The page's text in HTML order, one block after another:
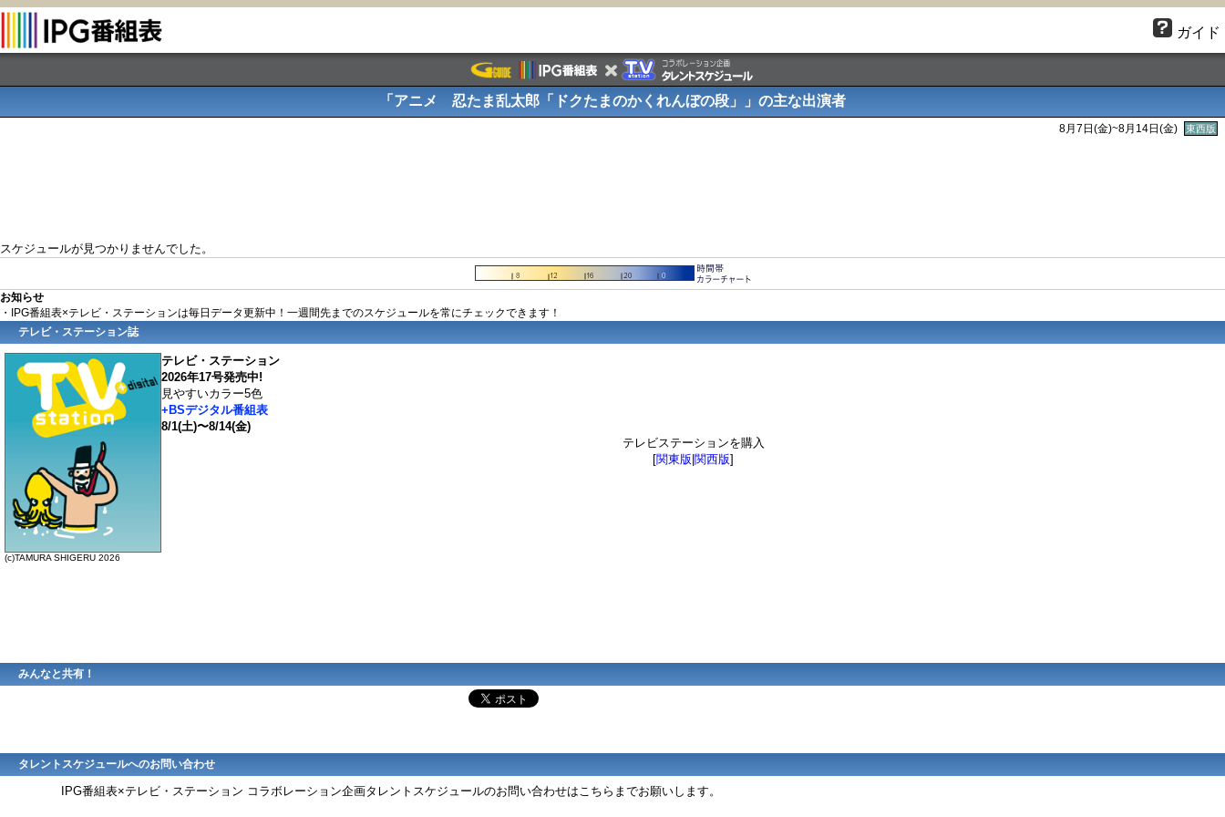
ガイド
「アニメ 忍たま乱太郎「ドクたまのかくれんぼの段」」の主な出演者
8月7日(金)~8月14日(金) 東西版
スケジュールが見つかりませんでした。
お知らせ
・IPG番組表×テレビ・ステーションは毎日データ更新中！一週間先までのスケジュールを常にチェックできます！
テレビ・ステーション誌
(c)TAMURA SHIGERU 2026
テレビ・ステーション
2026年17号発売中!
見やすいカラー5色
+BSデジタル番組表
8/1(土)〜8/14(金)
テレビステーションを購入
[関東版 関西版]
みんなと共有！
タレントスケジュールへのお問い合わせ
IPG番組表×テレビ・ステーション コラボレーション企画タレントスケジュールのお問い合わせはこちらまでお願いします。